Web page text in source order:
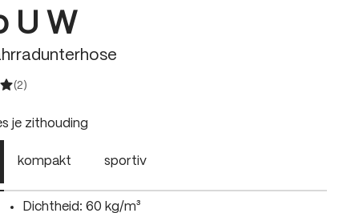
U W
(2)
je zithouding
kompakt sportiv
Dichtheid: 60 kg/m³